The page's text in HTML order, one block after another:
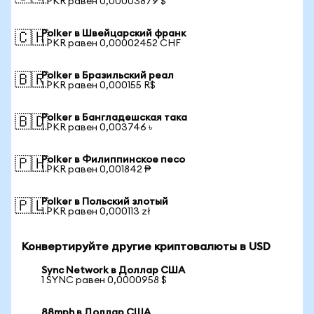
🇨🇭Polker в Швейцарский франк
1 PKR равен 0,00002452 CHF
🇧🇷Polker в Бразильский реал
1 PKR равен 0,000155 R$
🇧🇩Polker в Бангладешская така
1 PKR равен 0,003746 ৳
🇵🇭Polker в Филиппинское песо
1 PKR равен 0,001842 ₱
🇵🇱Polker в Польский злотый
1 PKR равен 0,000113 zł
Конвертируйте другие криптовалюты в USD
Sync Network в Доллар США
1 SYNC равен 0,0000958 $